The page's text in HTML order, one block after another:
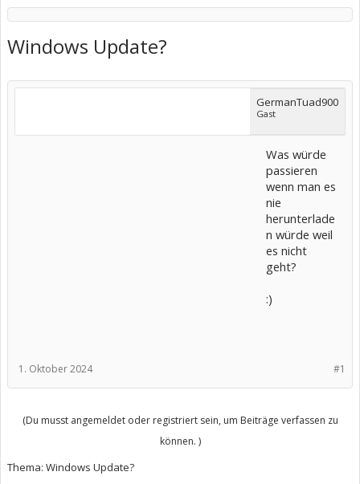
Windows Update?
GermanTuad900
Gast
Was würde
passieren
wenn man es
nie
herunterlade
n würde weil
es nicht
geht?
:)
#1
1. Oktober 2024
(Du musst angemeldet oder registriert sein, um Beiträge verfassen zu
können. )
Thema: Windows Update?